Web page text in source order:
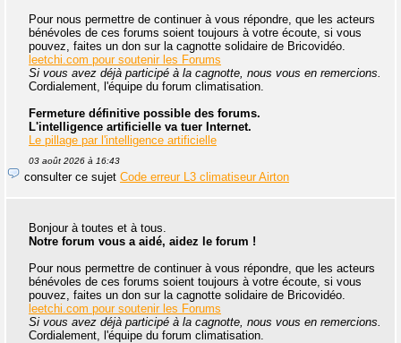
Pour nous permettre de continuer à vous répondre, que les acteurs
bénévoles de ces forums soient toujours à votre écoute, si vous
pouvez, faites un don sur la cagnotte solidaire de Bricovidéo.
leetchi.com pour soutenir les Forums
Si vous avez déjà participé à la cagnotte, nous vous en remercions.
Cordialement, l'équipe du forum climatisation.
Fermeture définitive possible des forums.
L'intelligence artificielle va tuer Internet.
Le pillage par l'intelligence artificielle
03 août 2026 à 16:43
consulter ce sujet Code erreur L3 climatiseur Airton
Bonjour à toutes et à tous.
Notre forum vous a aidé, aidez le forum !
Pour nous permettre de continuer à vous répondre, que les acteurs
bénévoles de ces forums soient toujours à votre écoute, si vous
pouvez, faites un don sur la cagnotte solidaire de Bricovidéo.
leetchi.com pour soutenir les Forums
Si vous avez déjà participé à la cagnotte, nous vous en remercions.
Cordialement, l'équipe du forum climatisation.